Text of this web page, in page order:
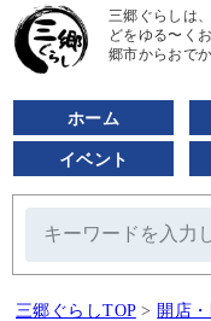
三郷ぐらしは
どをゆる〜く
郷市からおで
ホーム
イベント
三郷ぐらしTOP > 開店